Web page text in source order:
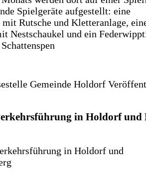
Spielgeräte aufgestellt: eine
Rutsche und Kletteranlage,
Nestschaukel und ein
Gemeinde Holdorf
in Holdorf